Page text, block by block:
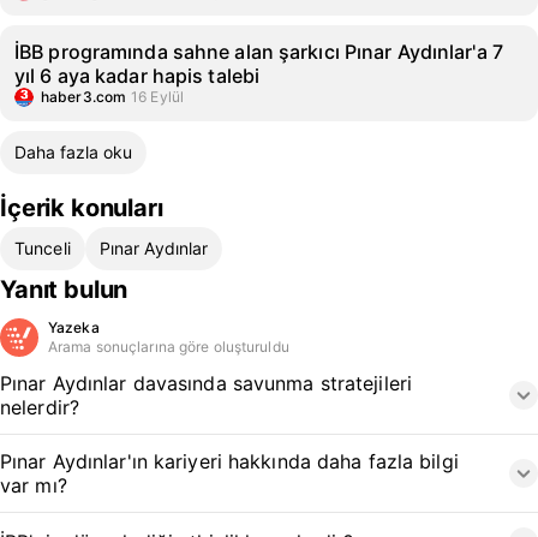
İBB programında sahne alan şarkıcı Pınar Aydınlar'a 7
yıl 6 aya kadar hapis talebi
haber3.com 16 Eylül
Daha fazla oku
İçerik konuları
Tunceli Pınar Aydınlar
Yanıt bulun
Yazeka
Arama sonuçlarına göre oluşturuldu
Pınar Aydınlar davasında savunma stratejileri
nelerdir?
Pınar Aydınlar'ın kariyeri hakkında daha fazla bilgi
var mı?